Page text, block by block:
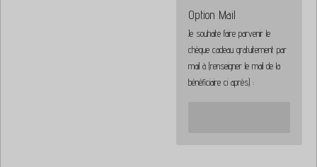
Option Mail
Je souhaite faire parvenir le
chèque cadeau gratuitement par
mail à (renseigner le mail de la
bénéficiaire ci après) :